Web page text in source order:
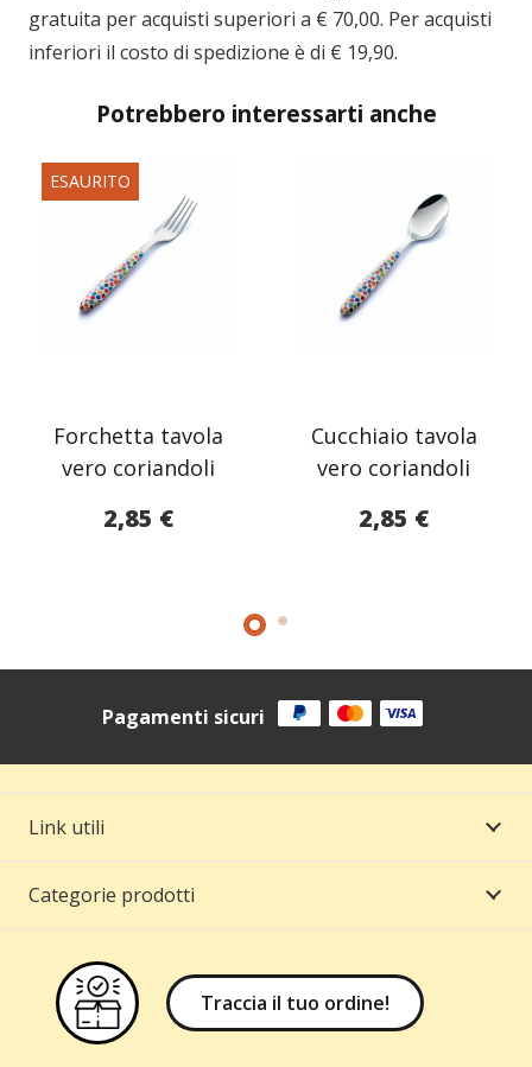
gratuita per acquisti superiori a € 70,00. Per acquisti
inferiori il costo di spedizione è di € 19,90.
Potrebbero interessarti anche
ESAURITO
Forchetta tavola
vero coriandoli
2,85 €
Cucchiaio tavola
vero coriandoli
2,85 €
Pagamenti sicuri
Link utili
Categorie prodotti
Traccia il tuo ordine!